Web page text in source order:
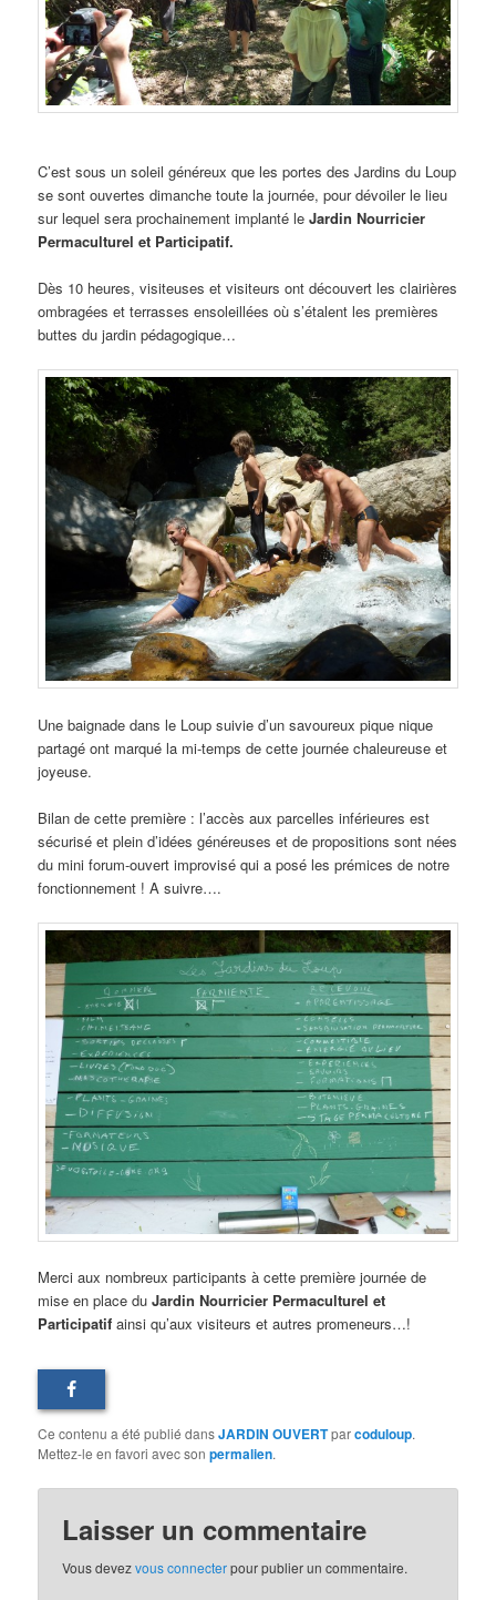
C’est sous un soleil généreux que les portes des Jardins du Loup
se sont ouvertes dimanche toute la journée, pour dévoiler le lieu
sur lequel sera prochainement implanté leJardin Nourricier
Permaculturel et Participatif.
Dès 10 heures, visiteuses et visiteurs ont découvert les clairières
ombragées et terrasses ensoleillées où s’étalent les premières
buttes du jardin pédagogique…
Une baignade dans le Loup suivie d’un savoureux pique nique
partagé ont marqué la mi-temps de cette journée chaleureuse et
joyeuse.
Bilan de cette première : l’accès aux parcelles inférieures est
sécurisé et plein d’idées généreuses et de propositions sont nées
du mini forum-ouvert improvisé qui a posé les prémices de notre
fonctionnement ! A suivre….
Merci aux nombreux participants à cette première journée de
mise en place duJardin Nourricier Permaculturel et
Participatif ainsi qu’aux visiteurs et autres promeneurs…!
Ce contenu a été publié dansJARDIN OUVERTparcoduloup.
Mettez-le en favori avec sonpermalien.
Laisser un commentaire
Vous devezvous connecterpour publier un commentaire.